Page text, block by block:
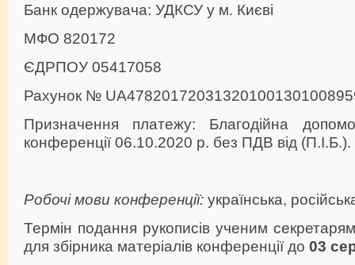
Банк одержувача: УДКСУ у м. Києві
МФО 820172
ЄДРПОУ 05417058
Рахунок №
Призначення платежу: Благодійна
конференції 06.10.2020 р. без ПДВ від (П.І.Б.).
Робочі мови конференції: українська,
Термін подання рукописів ученим
для збірника матеріалів конференції до 03